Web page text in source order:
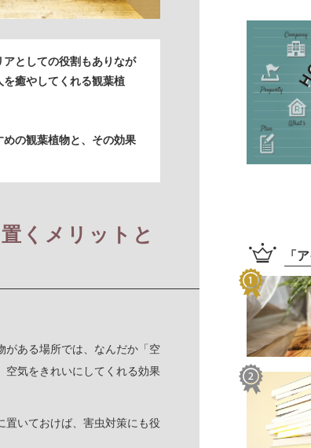
としての役割もありなが
癒やしてくれる観葉植
の観葉植物と、その効果
くメリットと
がある場所では、なんだか「空
気をきれいにしてくれる効果
置いておけば、害虫対策にも役
「